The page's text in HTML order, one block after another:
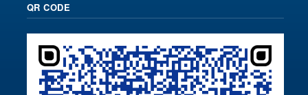
QR CODE